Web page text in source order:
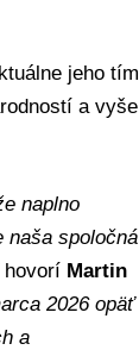
jeho tím
a vyše
naplno
naša spoločná
hovorí Martin
2026 opäť
a